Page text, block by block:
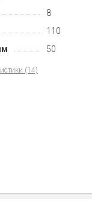
8
110
50
(14)